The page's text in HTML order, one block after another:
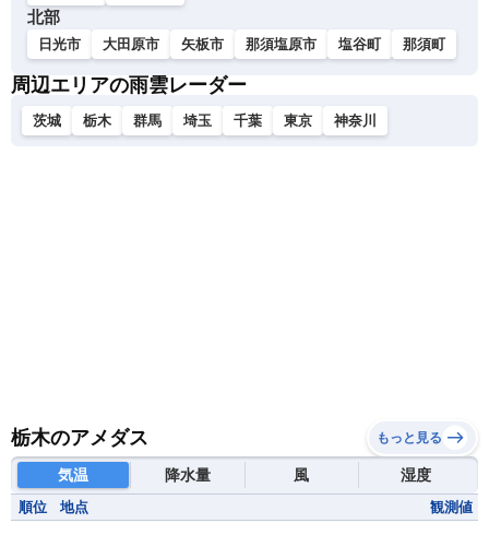
北部
日光市 大田原市 矢板市 那須塩原市 塩谷町 那須町
周辺エリアの雨雲レーダー
茨城 栃木 群馬 埼玉 千葉 東京 神奈川
栃木のアメダス もっと見る
気温 降水量 風 湿度
順位 地点 観測値